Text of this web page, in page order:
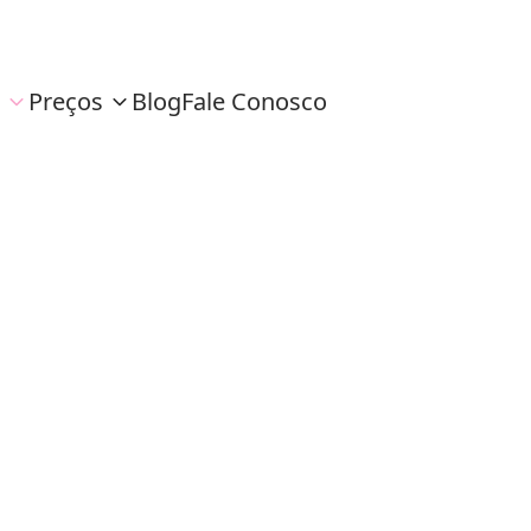
Preços BlogFale Conosco